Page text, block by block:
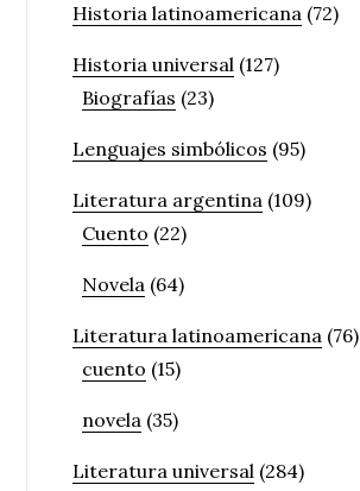
Historia latinoamericana (72)
Historia universal (127)
Biografías (23)
Lenguajes simbólicos (95)
Literatura argentina (109)
Cuento (22)
Novela (64)
Literatura latinoamericana (76)
cuento (15)
novela (35)
Literatura universal (284)